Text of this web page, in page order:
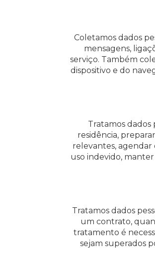
Coletamos dados
mensagens,
serviço. Também
dispositivo e do
Tratamos dados
residência,
relevantes,
uso indevido,
Tratamos dados
um contrato,
tratamento é
sejam superados